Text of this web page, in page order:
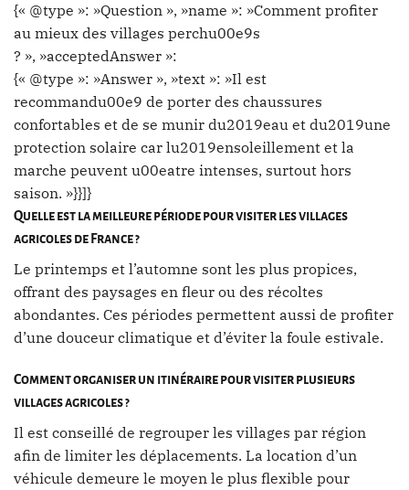
{« @type »: »Question », »name »: »Comment profiter
au mieux des villages perchu00e9s
? », »acceptedAnswer »:
{« @type »: »Answer », »text »: »Il est
recommandu00e9 de porter des chaussures
confortables et de se munir du2019eau et du2019une
protection solaire car lu2019ensoleillement et la
marche peuvent u00eatre intenses, surtout hors
saison. »}}]}
Quelle est la meilleure période pour visiter les villages
agricoles de France ?
Le printemps et l’automne sont les plus propices,
offrant des paysages en fleur ou des récoltes
abondantes. Ces périodes permettent aussi de profiter
d’une douceur climatique et d’éviter la foule estivale.
Comment organiser un itinéraire pour visiter plusieurs
villages agricoles ?
Il est conseillé de regrouper les villages par région
afin de limiter les déplacements. La location d’un
véhicule demeure le moyen le plus flexible pour